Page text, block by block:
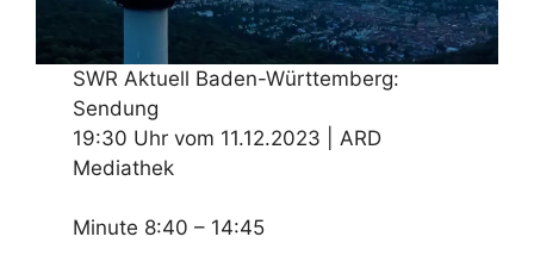
SWR Aktuell Baden-Württemberg:
Sendung
19:30 Uhr vom 11.12.2023 | ARD
Mediathek
Minute 8:40 – 14:45